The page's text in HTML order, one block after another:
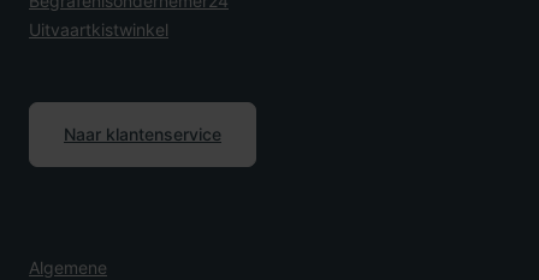
Uitvaartkistwinkel
Naar klantenservice
Algemene